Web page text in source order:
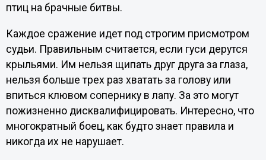
птиц на брачные битвы.
Каждое сражение идет под строгим присмотром
судьи. Правильным считается, если гуси дерутся
крыльями. Им нельзя щипать друг друга за глаза,
нельзя больше трех раз хватать за голову или
впиться клювом сопернику в лапу. За это могут
пожизненно дисквалифицировать. Интересно, что
многократный боец, как будто знает правила и
никогда их не нарушает.